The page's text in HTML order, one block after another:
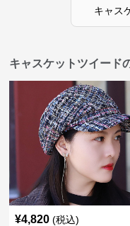
キャス
キャスケットツイード
¥4,820 (税込)